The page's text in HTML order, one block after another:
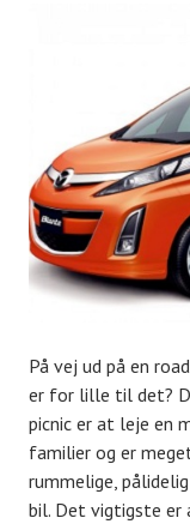
På vej ud på en
er for lille til det?
picnic er at leje en
familier og er
rummelige,
bil. Det vigtigste er